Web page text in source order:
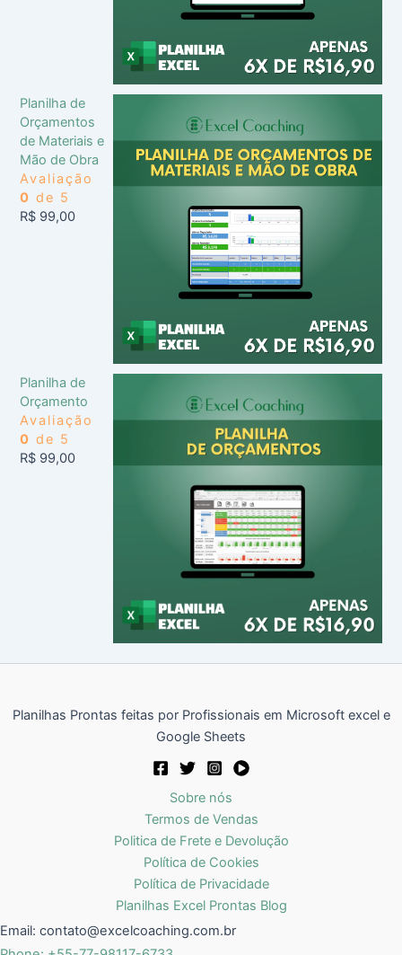
Planilha de
Orçamentos
de Materiais e
Mão de Obra
Avaliação
0 de 5
R$ 99,00
Planilha de
Orçamento
Avaliação
0 de 5
R$ 99,00
Planilhas Prontas feitas por Profissionais em Microsoft excel e
Google Sheets
Sobre nós
Termos de Vendas
Politica de Frete e Devolução
Política de Cookies
Política de Privacidade
Planilhas Excel Prontas Blog
Email: contato@excelcoaching.com.br